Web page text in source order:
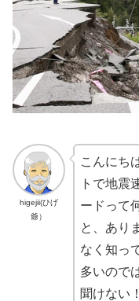
higejii(ひげ
爺）
こんにち
トで地震
ードって
と、あり
なく知っ
多いので
聞けない